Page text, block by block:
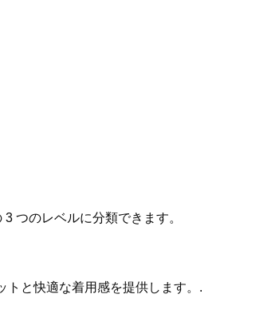
つのレベルに分類できます。
トと快適な着用感を提供します。.